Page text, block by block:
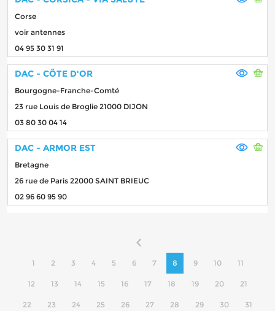
Corse
voir antennes
04 95 30 31 91
DAC - CÔTE D'OR
Bourgogne-Franche-Comté
23 rue Louis de Broglie 21000 DIJON
03 80 30 04 14
DAC - ARMOR EST
Bretagne
26 rue de Paris 22000 SAINT BRIEUC
02 96 60 95 90
1 2 3 4 5 6 7 8 9 10 11
12 13 14 15 16 17 18 19 20 21
22 23 24 25 26 27 28 29 30 31